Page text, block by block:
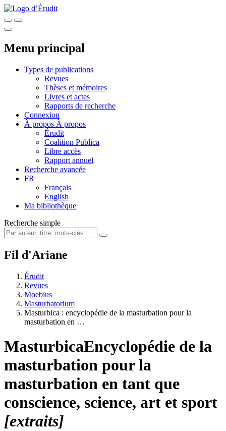
Menu principal
Types de publications
Revues
Thèses et mémoires
Livres et actes
Rapports de recherche
Connexion
À propos À propos
Érudit
Coalition Publica
Libre accès
Rapport annuel
Recherche avancée
FR
Français
English
Ma bibliothèque
Recherche simple
Fil d'Ariane
Érudit
Revues
Moebius
Masturbatorium
Masturbica : encyclopédie de la masturbation pour la
masturbation en …
MasturbicaEncyclopédie de la
masturbation pour la
masturbation en tant que
conscience, science, art et sport
[extraits]